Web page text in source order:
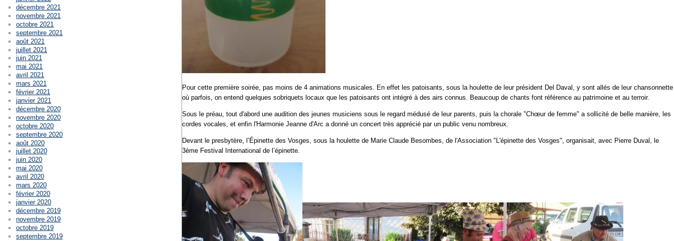
Pour cette première soirée, pas moins de 4 animations musicales. En effet les patoisants, sous la houlette de leur président Del Daval, y sont allés de leur chansonnette
où parfois, on entend quelques sobriquets locaux que les patoisants ont intégré à des airs connus. Beaucoup de chants font référence au patrimoine et au terroir.
Sous le préau, tout d'abord une audition des jeunes musiciens sous le regard médusé de leur parents, puis la chorale "Chœur de femme" a sollicité de belle manière, les
cordes vocales, et enfin l'Harmonie Jeanne d'Arc a donné un concert très apprécié par un public venu nombreux.
Devant le presbytère, l’Épinette des Vosges, sous la houlette de Marie Claude Besombes, de l'Association "L'épinette des Vosges", organisait, avec Pierre Duval, le
3ème Festival International de l’épinette.
décembre 2021
novembre 2021
octobre 2021
septembre 2021
août 2021
juillet 2021
juin 2021
mai 2021
avril 2021
mars 2021
février 2021
janvier 2021
décembre 2020
novembre 2020
octobre 2020
septembre 2020
août 2020
juillet 2020
juin 2020
mai 2020
avril 2020
mars 2020
février 2020
janvier 2020
décembre 2019
novembre 2019
octobre 2019
septembre 2019